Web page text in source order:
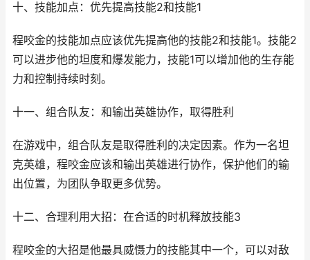
十、技能加点：优先提高技能2和技能1
程咬金的技能加点应该优先提高他的技能2和技能1。技能2
可以进步他的坦度和爆发能力，技能1可以增加他的生存能
力和控制持续时刻。
十一、组合队友：和输出英雄协作，取得胜利
在游戏中，组合队友是取得胜利的决定因素。作为一名坦
克英雄，程咬金应该和输出英雄进行协作，保护他们的输
出位置，为团队争取更多优势。
十二、合理利用大招：在合适的时机释放技能3
程咬金的大招是他最具威慑力的技能其中一个，可以对敌